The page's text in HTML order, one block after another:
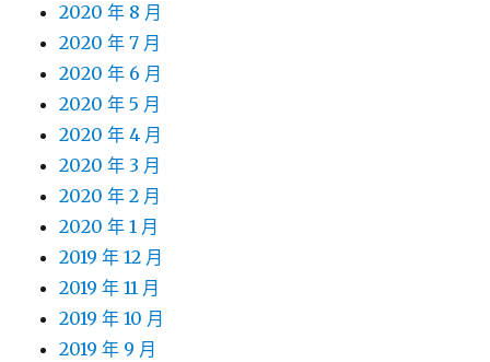
2020 年 8 月
2020 年 7 月
2020 年 6 月
2020 年 5 月
2020 年 4 月
2020 年 3 月
2020 年 2 月
2020 年 1 月
2019 年 12 月
2019 年 11 月
2019 年 10 月
2019 年 9 月